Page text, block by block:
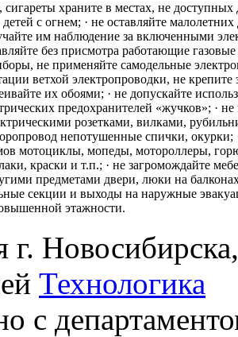
сигареты храните в местах, не доступных
с огнем; · не оставляйте малолетних
им наблюдение за включенными
без присмотра работающие
не применяйте самодельные
ветхой электропроводки, не крепите
их обоями; · не допускайте
предохранителей «жучков»; · не
розетками, вилками,
непотушенные спички, окурки;
мотоциклы, мопеды, мотороллеры,
краски и т.п.; · не загромождайте
предметами двери, люки на
секции и выходы на наружные
этажности.
Технологика
с